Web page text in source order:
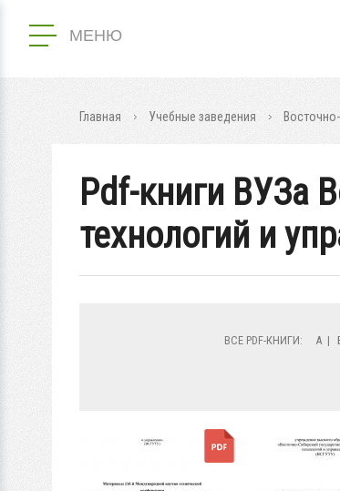
МЕНЮ
Главная Учебные заведения
Pdf-книги ВУЗа
технологий и
ВСЕ PDF-КНИГИ: А |